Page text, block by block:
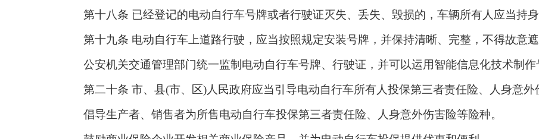
第十八条 已经登记的电动自行车号牌或者行驶证灭失、丢失、毁损的，车辆所有人应当持
第十九条 电动自行车上道路行驶，应当按照规定安装号牌，并保持清晰、完整，不得故意
公安机关交通管理部门统一监制电动自行车号牌、行驶证，并可以运用智能信息化技术制作
第二十条 市、县(市、区)人民政府应当引导电动自行车所有人投保第三者责任险、人身意外
倡导生产者、销售者为所售电动自行车投保第三者责任险、人身意外伤害险等险种。